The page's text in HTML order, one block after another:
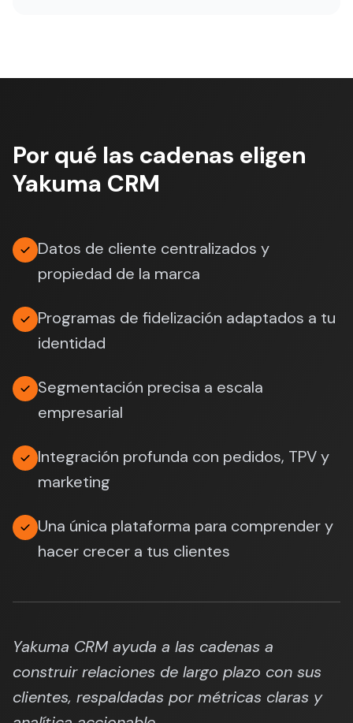
Por qué las cadenas eligen
Yakuma CRM
Datos de cliente centralizados y
propiedad de la marca
Programas de fidelización adaptados a tu
identidad
Segmentación precisa a escala
empresarial
Integración profunda con pedidos, TPV y
marketing
Una única plataforma para comprender y
hacer crecer a tus clientes
Yakuma CRM ayuda a las cadenas a
construir relaciones de largo plazo con sus
clientes, respaldadas por métricas claras y